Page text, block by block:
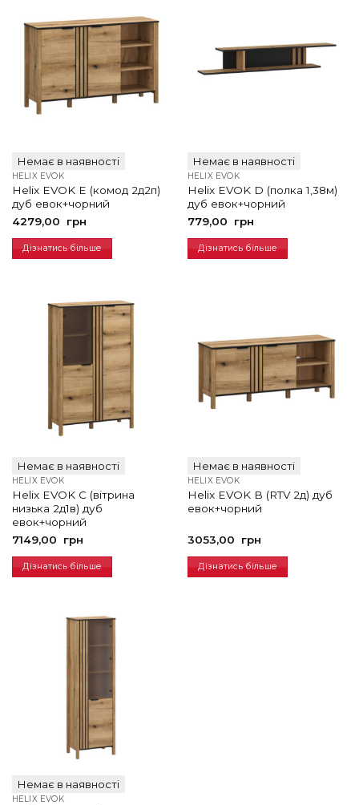
Немає в наявності
HELIX EVOK
Helix EVOK E (комод 2д2п)
дуб евок+чорний
4279,00
грн
Дізнатись більше
Немає в наявності
HELIX EVOK
Helix EVOK D (полка 1,38м)
дуб евок+чорний
779,00
грн
Дізнатись більше
Немає в наявності
HELIX EVOK
Helix EVOK C (вітрина
низька 2д1в) дуб
евок+чорний
7149,00
грн
Дізнатись більше
Немає в наявності
HELIX EVOK
Helix EVOK B (RTV 2д) дуб
евок+чорний
3053,00 грн
Дізнатись більше
Немає в наявності
HELIX EVOK